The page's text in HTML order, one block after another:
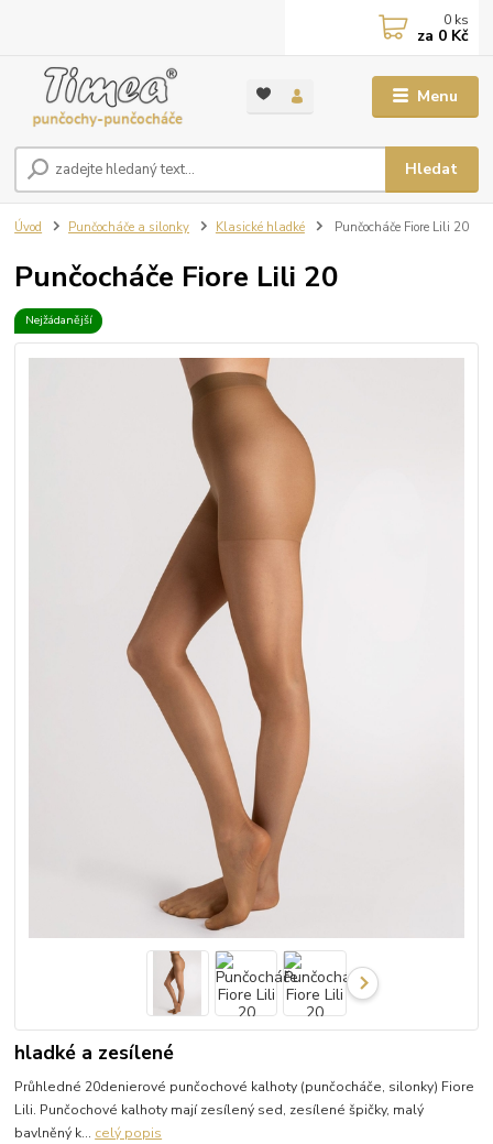
Menu
Hledat
0 ks
za 0 Kč
Úvod Punčocháče a silonky Klasické hladké Punčocháče Fiore Lili 20
Punčocháče Fiore Lili 20
Nejžádanější
hladké a zesílené
Průhledné 20denierové punčochové kalhoty (punčocháče, silonky) Fiore
Lili. Punčochové kalhoty mají zesílený sed, zesílené špičky, malý
bavlněný k... celý popis